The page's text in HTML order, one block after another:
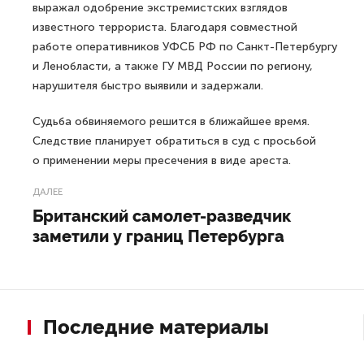
выражал одобрение экстремистских взглядов
известного террориста. Благодаря совместной
работе оперативников УФСБ РФ по Санкт-Петербургу
и Ленобласти, а также ГУ МВД России по региону,
нарушителя быстро выявили и задержали.
Судьба обвиняемого решится в ближайшее время.
Следствие планирует обратиться в суд с просьбой
о применении меры пресечения в виде ареста.
ДАЛЕЕ
Британский самолет-разведчик
заметили у границ Петербурга
Последние материалы